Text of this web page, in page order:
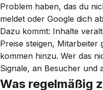
Problem haben, das du
meldet oder Google dich
Dazu kommt: Inhalte
Preise steigen, Mitarbeiter
kommen hinzu. Wer das
Signale, an Besucher und
Was regelmäßig